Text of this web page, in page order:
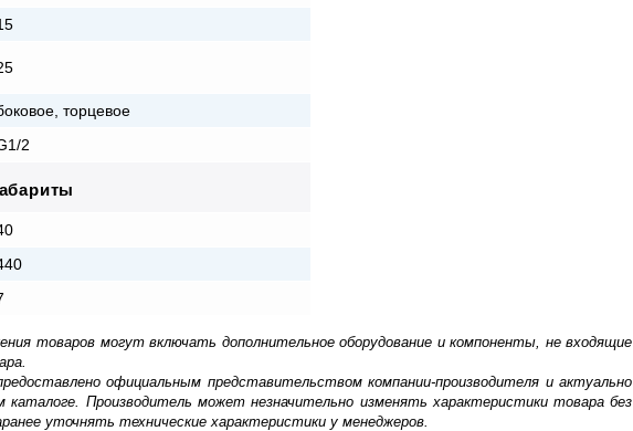
торцевое
2
товаров могут включать дополнительное оборудование и компоненты, не входящие
официальным представительством компании-производителя и актуально
Производитель может незначительно изменять характеристики товара без
уточнять технические характеристики у менеджеров.